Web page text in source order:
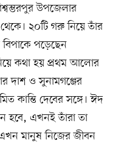
উপজেলার
২০টি গরু নিয়ে তাঁর
পড়েছেন
কথা হয় প্রথম আলোর
দাশ ও সুনামগঞ্জের
কান্তি দেবের সঙ্গে। ঈদ
হবে, এখনই তাঁরা তা
মানুষ নিজের জীবন